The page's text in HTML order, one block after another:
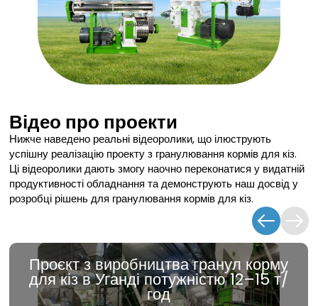
Відео про проекти
Нижче наведено реальні відеоролики, що ілюструють
успішну реалізацію проекту з гранулювання кормів для кіз.
Ці відеоролики дають змогу наочно переконатися у видатній
продуктивності обладнання та демонструють наш досвід у
розробці рішень для гранулювання кормів для кіз.
Проєкт з виробництва гранул корму
для кіз в Уганді потужністю 12–15 т/
год